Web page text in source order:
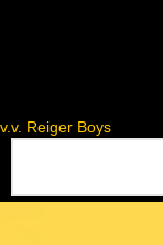
v.v. Reiger Boys